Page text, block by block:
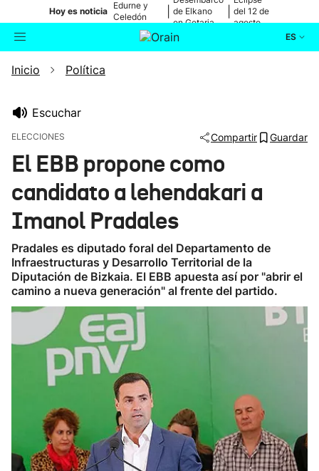
Hoy es noticia
Edurne y
Celedón
de Elkano
en Getaria
del 12 de
agosto
ES
Buscador
Ikusmiran
Eguraldia
Inicio Política
Escuchar
ELECCIONES Compartir Guardar
El EBB propone como
candidato a lehendakari a
Imanol Pradales
Pradales es diputado foral del Departamento de
Infraestructuras y Desarrollo Territorial de la
Diputación de Bizkaia. El EBB apuesta así por "abrir el
camino a nueva generación" al frente del partido.